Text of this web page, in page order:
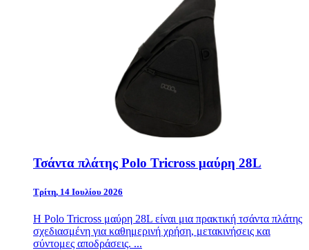
Τσάντα πλάτης Polo Tricross μαύρη 28L
Τρίτη, 14 Ιουλίου 2026
Η Polo Tricross μαύρη 28L είναι μια πρακτική τσάντα πλάτης
σχεδιασμένη για καθημερινή χρήση, μετακινήσεις και
σύντομες αποδράσεις. ...